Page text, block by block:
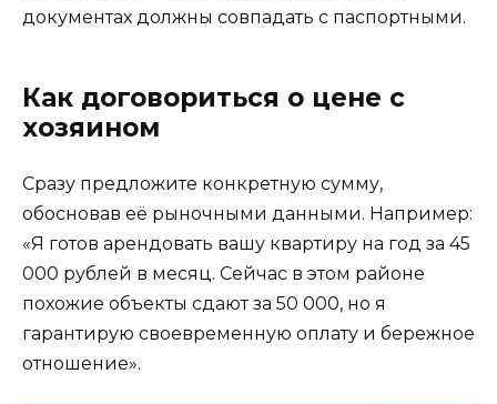
документах должны совпадать с паспортными.
Как договориться о цене с
хозяином
Сразу предложите конкретную сумму,
обосновав её рыночными данными. Например:
«Я готов арендовать вашу квартиру на год за 45
000 рублей в месяц. Сейчас в этом районе
похожие объекты сдают за 50 000, но я
гарантирую своевременную оплату и бережное
отношение».